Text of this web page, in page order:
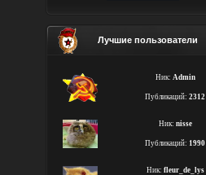
Лучшие пользователи
Ник: Admin
Публикаций: 2312
Ник: nisse
Публикаций: 1990
Ник: fleur_de_lys